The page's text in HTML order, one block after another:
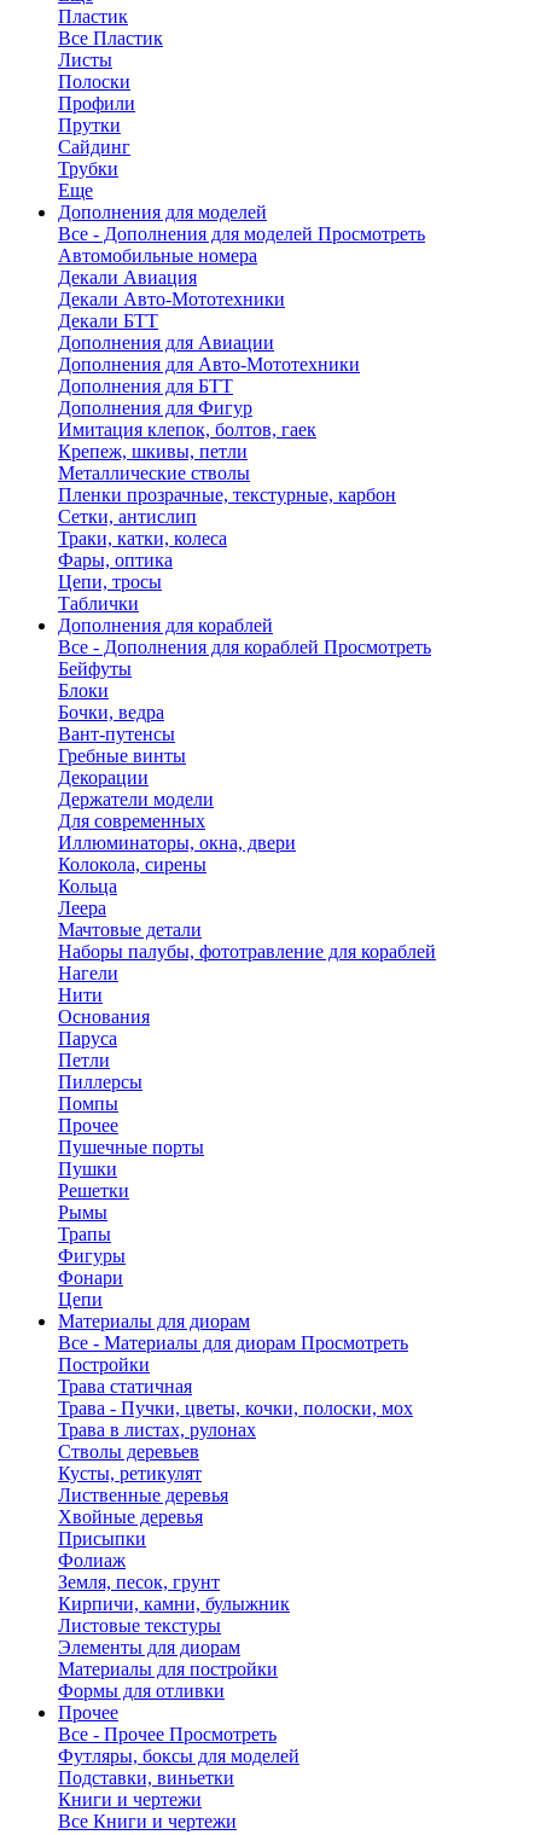
Пластик
Все Пластик
Листы
Полоски
Профили
Прутки
Сайдинг
Трубки
Еще
Дополнения для моделей
Все - Дополнения для моделей Просмотреть
Автомобильные номера
Декали Авиация
Декали Авто-Мототехники
Декали БТТ
Дополнения для Авиации
Дополнения для Авто-Мототехники
Дополнения для БТТ
Дополнения для Фигур
Имитация клепок, болтов, гаек
Крепеж, шкивы, петли
Металлические стволы
Пленки прозрачные, текстурные, карбон
Сетки, антислип
Траки, катки, колеса
Фары, оптика
Цепи, тросы
Таблички
Дополнения для кораблей
Все - Дополнения для кораблей Просмотреть
Бейфуты
Блоки
Бочки, ведра
Вант-путенсы
Гребные винты
Декорации
Держатели модели
Для современных
Иллюминаторы, окна, двери
Колокола, сирены
Кольца
Леера
Мачтовые детали
Наборы палубы, фототравление для кораблей
Нагели
Нити
Основания
Паруса
Петли
Пиллерсы
Помпы
Прочее
Пушечные порты
Пушки
Решетки
Рымы
Трапы
Фигуры
Фонари
Цепи
Материалы для диорам
Все - Материалы для диорам Просмотреть
Постройки
Трава статичная
Трава - Пучки, цветы, кочки, полоски, мох
Трава в листах, рулонах
Стволы деревьев
Кусты, ретикулят
Лиственные деревья
Хвойные деревья
Присыпки
Фолиаж
Земля, песок, грунт
Кирпичи, камни, булыжник
Листовые текстуры
Элементы для диорам
Материалы для постройки
Формы для отливки
Прочее
Все - Прочее Просмотреть
Футляры, боксы для моделей
Подставки, виньетки
Книги и чертежи
Все Книги и чертежи